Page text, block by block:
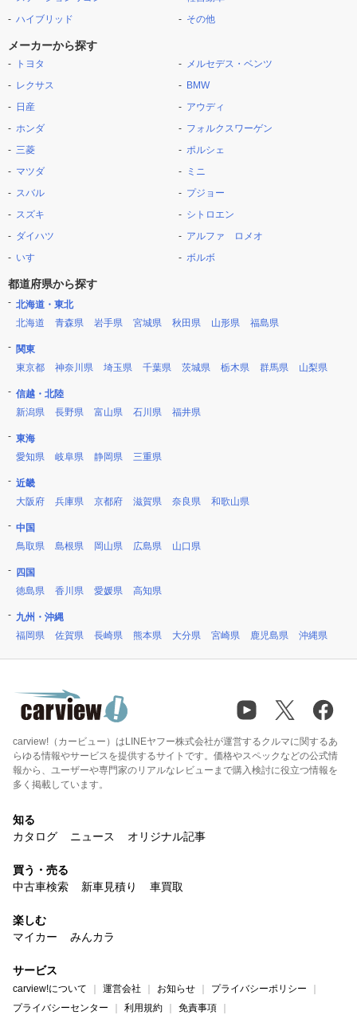
ハイブリッド
その他
メーカーから探す
トヨタ
レクサス
日産
ホンダ
三菱
マツダ
スバル
スズキ
ダイハツ
いすゞ
メルセデス・ベンツ
BMW
アウディ
フォルクスワーゲン
ポルシェ
ミニ
プジョー
シトロエン
アルファ ロメオ
ボルボ
都道府県から探す
北海道・東北
北海道
青森県 岩手県 宮城県 秋田県 山形県 福島県
関東
東京都
神奈川県 埼玉県 千葉県 茨城県 栃木県 群馬県 山梨県
信越・北陸
新潟県
長野県 富山県 石川県 福井県
東海
愛知県
岐阜県 静岡県 三重県
近畿
大阪府
兵庫県 京都府 滋賀県 奈良県 和歌山県
中国
鳥取県
島根県 岡山県 広島県 山口県
四国
徳島県
香川県 愛媛県 高知県
九州・沖縄
福岡県
佐賀県 長崎県 熊本県 大分県 宮崎県 鹿児島県 沖縄県
carview!（カービュー）はLINEヤフー株式会社が運営するクルマに関するあ
らゆる情報やサービスを提供するサイトです。価格やスペックなどの公式情
報から、ユーザーや専門家のリアルなレビューまで購入検討に役立つ情報を
多く掲載しています。
知る
カタログ
ニュース オリジナル記事
買う・売る
中古車検索
新車見積り 車買取
楽しむ
マイカー
みんカラ
サービス
carview!について 運営会社 お知らせ
プライバシーポリシー
プライバシーセンター
利用規約 免責事項